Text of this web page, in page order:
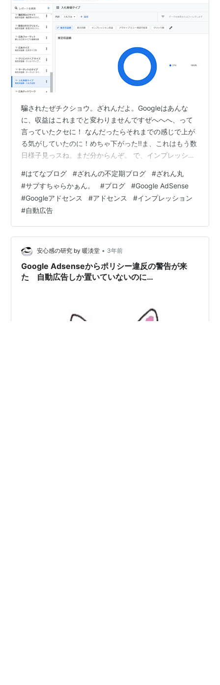
騙されたぜチクショウ。ざれんだよ。Googleはあんな
に、収益はこれまでと変わりませんですぜへへへ、って
言っていたクセに！ なんだったらそれまでの感じで上が
る気がしていたのに！めちゃ下がった!!ま、これはもう数
日様子見っスね。まだ分からんぞ。 で、インプレッショ
ク単価の割合が減ってきたなあと思っていたらば、今日
ついにインプレッション(CPM)100%になりましたよ。つ
いに。去年知らされていた、クリック単価終了からのイ
ンプレッション移行、ってやつですね。24年初頭、との
ことで若干各々で移行時期は違うみたい。この方式にな
ることで前から言っていた喜…
#はてなブログ #ざれんの不定期ブログ #ざれん丸
#サブすちゃらかぁん。 #ブログ #Google AdSense
#Googleアドセンス #アドセンス #インプレッション
#自動広告
安心感の研究 by 暖淡堂 • 3年前
Google Adsenseからポリシー違反の警告が来
た 自動広告しか置いていないのに…